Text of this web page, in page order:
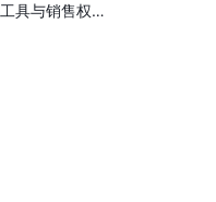
企微联系我之外，第三方活码工具与销售权限优选榜单